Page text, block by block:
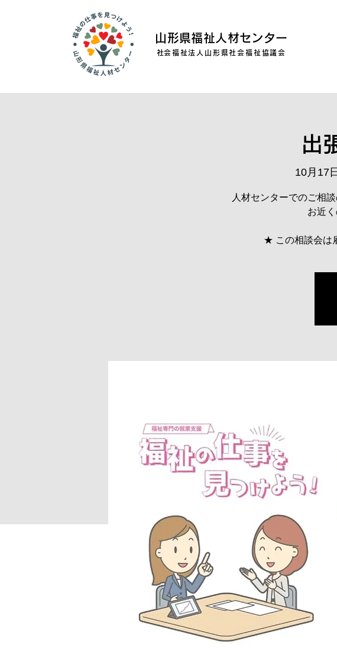
山形県福祉人材センター
​社会福祉法人山形県社会福祉協議会
出
10月17
人材センターでのご相
お近
★ この相談会は